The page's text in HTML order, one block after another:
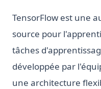
TensorFlow est une
source pour
tâches
développée par
une architecture